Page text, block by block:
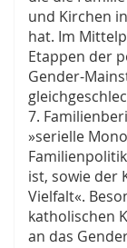
und Kirchen
hat. Im
Etappen der
Gender-
7.
»serielle
ist, sowie der
Vielfalt«.
katholischen
an das